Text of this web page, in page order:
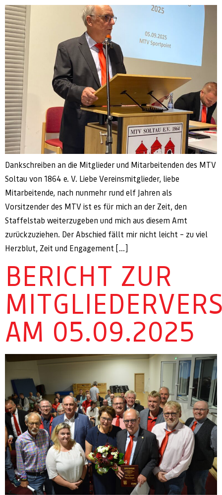
Dankschreiben an die Mitglieder und Mitarbeitenden des MTV
Soltau von 1864 e. V. Liebe Vereinsmitglieder, liebe
Mitarbeitende, nach nunmehr rund elf Jahren als
Vorsitzender des MTV ist es für mich an der Zeit, den
Staffelstab weiterzugeben und mich aus diesem Amt
zurückzuziehen. Der Abschied fällt mir nicht leicht – zu viel
Herzblut, Zeit und Engagement […]
BERICHT ZUR
AM 05.09.2025